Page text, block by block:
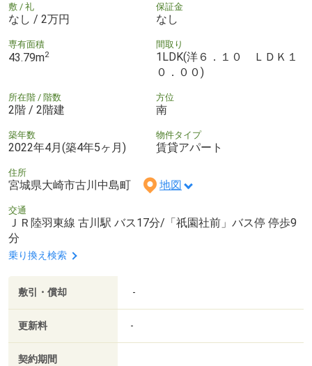
敷 / 礼
なし / 2万円
保証金
なし
専有面積
43.79m2
間取り
1LDK(洋６．１０ ＬＤＫ１
０．００)
所在階 / 階数
2階 / 2階建
方位
南
築年数
2022年4月(築4年5ヶ月)
物件タイプ
賃貸アパート
住所
宮城県大崎市古川中島町 地図
交通
ＪＲ陸羽東線 古川駅 バス17分/「祇園社前」バス停 停歩9
分
乗り換え検索
敷引・償却 -
更新料 -
契約期間